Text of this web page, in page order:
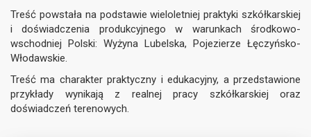
Treść powstała na podstawie wieloletniej praktyki szkółkarskiej
i doświadczenia produkcyjnego w warunkach środkowo-
wschodniej Polski: Wyżyna Lubelska, Pojezierze Łęczyńsko-
Włodawskie.
Treść ma charakter praktyczny i edukacyjny, a przedstawione
przykłady wynikają z realnej pracy szkółkarskiej oraz
doświadczeń terenowych.